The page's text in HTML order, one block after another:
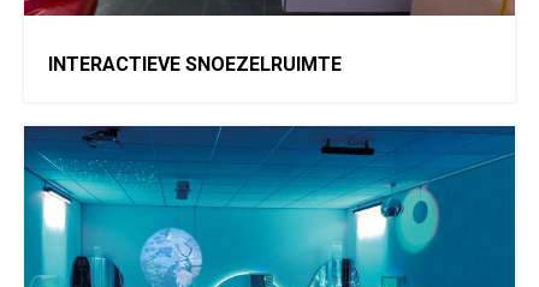
INTERACTIEVE SNOEZELRUIMTE